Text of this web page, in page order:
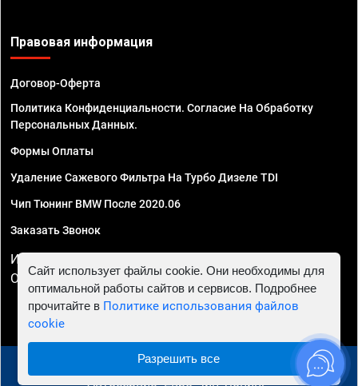
Правовая информация
Договор-Оферта
Политика Конфиденциальности. Согласие На Обработку
Персональных Данных.
Формы Оплаты
Удаление Сажевого Фильтра На Турбо Дизеле TDI
Чип Тюнинг BMW После 2020.06
Заказать Звонок
ИП Смирнов Георгий Павлович. ИНН 781302555843,
ОГРНИП 324470400032610
© 2010 - 2026 Чип тюнинг в Нижнем Новгороде -
Автосервис "Евро Чип Тюнинг"
Сайт использует файлы cookie. Они необходимы для
оптимальной работы сайтов и сервисов. Подробнее
прочитайте в Политике использования файлов
cookie
Разрешить все